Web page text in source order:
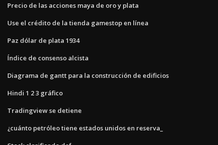
Precio de las acciones maya de oro y plata
Use el crédito de la tienda gamestop en línea
Paz dólar de plata 1934
Índice de consenso alcista
Diagrama de gantt para la construcción de edificios
Hindi 1 2 3 gráfico
Tradingview se detiene
¿cuánto petróleo tiene estados unidos en reserva_